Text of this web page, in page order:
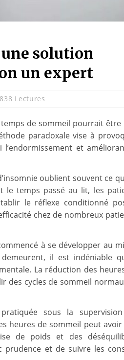
solution
un expert
Lectures
de sommeil pourrait être
paradoxale vise à
et
oublient souvent ce
le temps passé au lit, les
le réflexe conditionné
chez de nombreux
à se développer au
il est indéniable
La réduction des
des cycles de sommeil
sous la
heures de sommeil peut avoir
de poids et des
prudence et de suivre les